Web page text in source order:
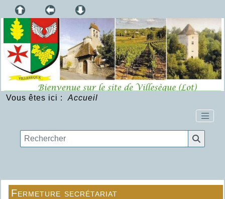
Vous êtes ici : Accueil
Fermeture secrétariat